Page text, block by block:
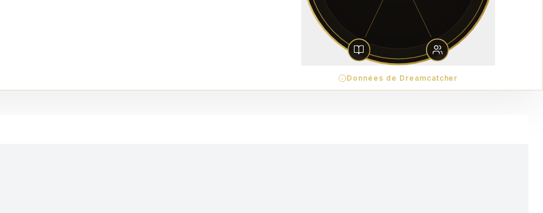
Données de Dreamcatcher